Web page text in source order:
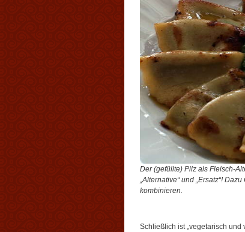
Der (gefüllte) Pilz als Fleisch-
„Alternative“ und „Ersatz“!
kombinieren.
Schließlich ist „vegetarisch